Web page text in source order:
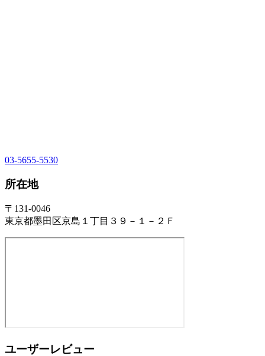
03-5655-5530
所在地
〒131-0046
東京都墨田区京島１丁目３９－１－２Ｆ
ユーザーレビュー